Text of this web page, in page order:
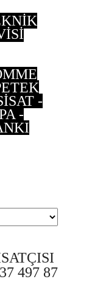
-
-
87